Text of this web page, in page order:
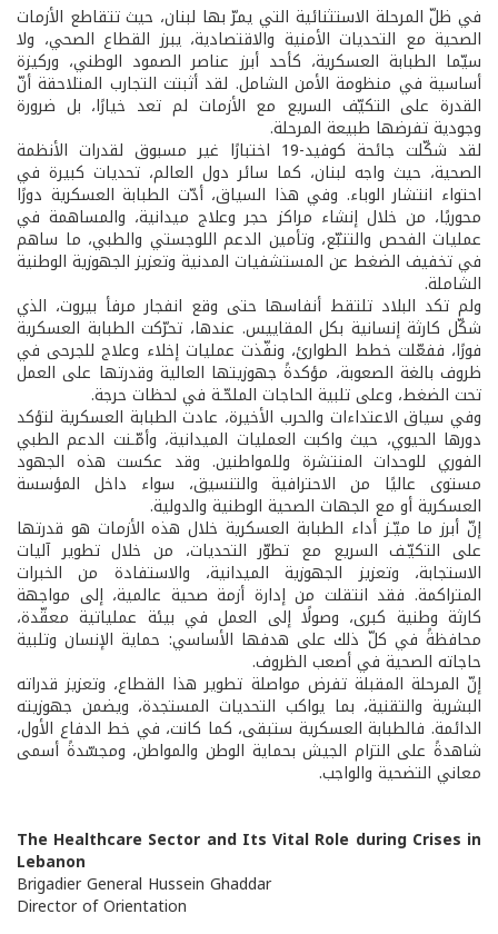
في ظلّ المرحلة الاستثنائية التي يمرّ بها لبنان، حيث تتقاطع الأزمات
الصحية مع التحديات الأمنية والاقتصادية، يبرز القطاع الصحي، ولا
سيّما الطبابة العسكرية، كأحد أبرز عناصر الصمود الوطني، وركيزة
أساسية في منظومة الأمن الشامل. لقد أثبتت التجارب المتلاحقة أنّ
القدرة على التكيّف السريع مع الأزمات لم تعد خيارًا، بل ضرورة
وجودية تفرضها طبيعة المرحلة.
لقد شكّلت جائحة كوفيد-19 اختبارًا غير مسبوق لقدرات الأنظمة
الصحية، حيث واجه لبنان، كما سائر دول العالم، تحديات كبيرة في
احتواء انتشار الوباء. وفي هذا السياق، أدّت الطبابة العسكرية دورًا
محوريًا، من خلال إنشاء مراكز حجر وعلاج ميدانية، والمساهمة في
عمليات الفحص والتتبّع، وتأمين الدعم اللوجستي والطبي، ما ساهم
في تخفيف الضغط عن المستشفيات المدنية وتعزيز الجهوزية الوطنية
الشاملة.
ولم تكد البلاد تلتقط أنفاسها حتى وقع انفجار مرفأ بيروت، الذي
شكّل كارثة إنسانية بكل المقاييس. عندها، تحرّكت الطبابة العسكرية
فورًا، ففعّلت خطط الطوارئ، ونفّذت عمليات إخلاء وعلاج للجرحى في
ظروف بالغة الصعوبة، مؤكدةً جهوزيتها العالية وقدرتها على العمل
تحت الضغط، وعلى تلبية الحاجات الملحّـة في لحظات حرجة.
وفي سياق الاعتداءات والحرب الأخيرة، عادت الطبابة العسكرية لتؤكد
دورها الحيوي، حيث واكبت العمليات الميدانية، وأمّـنت الدعم الطبي
الفوري للوحدات المنتشرة وللمواطنين. وقد عكست هذه الجهود
مستوى عاليًا من الاحترافية والتنسيق، سواء داخل المؤسسة
العسكرية أو مع الجهات الصحية الوطنية والدولية.
إنّ أبرز ما ميّـز أداء الطبابة العسكرية خلال هذه الأزمات هو قدرتها
على التكيّـف السريع مع تطوّر التحديات، من خلال تطوير آليات
الاستجابة، وتعزيز الجهوزية الميدانية، والاستفادة من الخبرات
المتراكمة. فقد انتقلت من إدارة أزمة صحية عالمية، إلى مواجهة
كارثة وطنية كبرى، وصولًا إلى العمل في بيئة عملياتية معقّدة،
محافظةً في كلّ ذلك على هدفها الأساسي: حماية الإنسان وتلبية
حاجاته الصحية في أصعب الظروف.
إنّ المرحلة المقبلة تفرض مواصلة تطوير هذا القطاع، وتعزيز قدراته
البشرية والتقنية، بما يواكب التحديات المستجدة، ويضمن جهوزيته
الدائمة. فالطبابة العسكرية ستبقى، كما كانت، في خط الدفاع الأول،
شاهدةً على التزام الجيش بحماية الوطن والمواطن، ومجسّدةً أسمى
معاني التضحية والواجب.
The Healthcare Sector and Its Vital Role during Crises in
Lebanon
Brigadier General Hussein Ghaddar
Director of Orientation